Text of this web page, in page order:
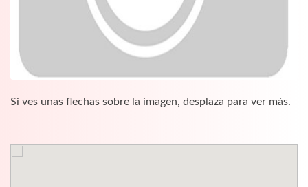
Si ves unas flechas sobre la imagen, desplaza para ver más.